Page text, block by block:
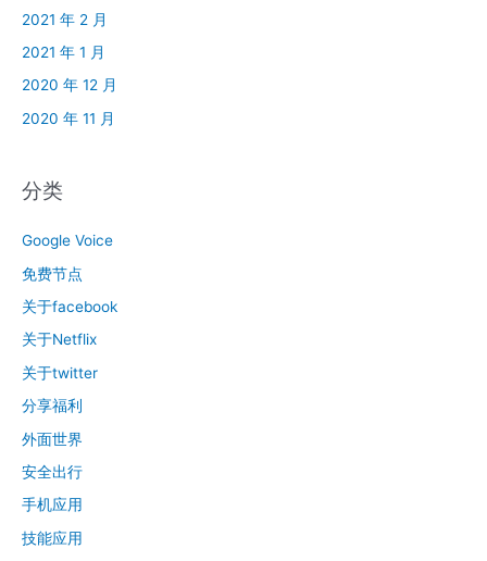
2021 年 2 月
2021 年 1 月
2020 年 12 月
2020 年 11 月
分类
Google Voice
免费节点
关于facebook
关于Netflix
关于twitter
分享福利
外面世界
安全出行
手机应用
技能应用